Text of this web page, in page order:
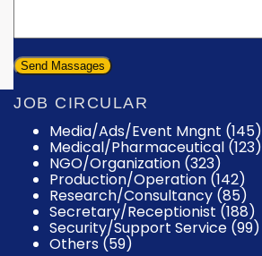
JOB CIRCULAR
Media/Ads/Event Mngnt (145)
Medical/Pharmaceutical (123)
NGO/Organization (323)
Production/Operation (142)
Research/Consultancy (85)
Secretary/Receptionist (188)
Security/Support Service (99)
Others (59)